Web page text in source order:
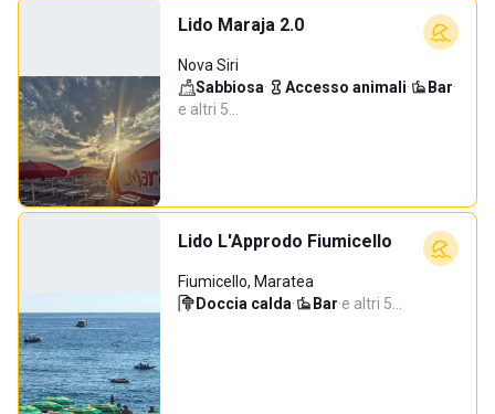
Lido Maraja 2.0
Nova Siri
Sabbiosa· Accesso animali· Bar·
e altri 5…
Lido L'Approdo Fiumicello
Fiumicello, Maratea
Doccia calda· Bar·e altri 5…